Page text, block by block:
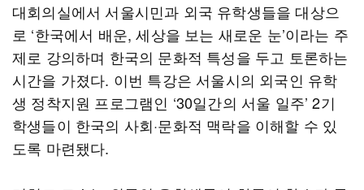
대회의실에서 서울시민과 외국 유학생들을 대상으
로 ‘한국에서 배운, 세상을 보는 새로운 눈’이라는 주
제로 강의하며 한국의 문화적 특성을 두고 토론하는
시간을 가졌다. 이번 특강은 서울시의 외국인 유학
생 정착지원 프로그램인 ‘30일간의 서울 일주’ 2기
학생들이 한국의 사회·문화적 맥락을 이해할 수 있
도록 마련됐다.